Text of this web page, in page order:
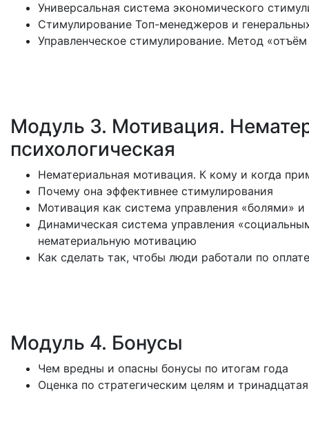
Универсальная система экономического
Стимулирование Топ-менеджеров и
Управленческое стимулирование. Метод
Модуль 3. Мотивация.
психологическая
Нематериальная мотивация. К кому и когда
Почему она эффективнее стимулирования
Мотивация как система управления «болями»
Динамическая система управления
нематериальную мотивацию
Как сделать так, чтобы люди работали по
Модуль 4. Бонусы
Чем вредны и опасны бонусы по итогам года
Оценка по стратегическим целям и